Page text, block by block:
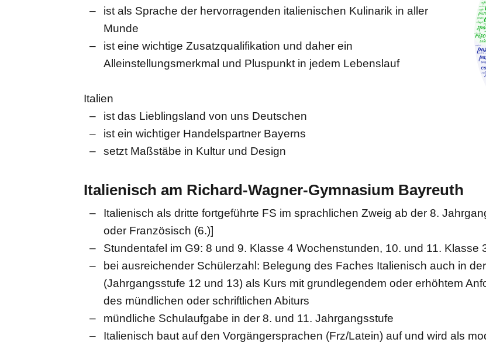
ist als Sprache der hervorragenden italienischen Kulinarik in aller
Munde
ist eine wichtige Zusatzqualifikation und daher ein
Alleinstellungsmerkmal und Pluspunkt in jedem Lebenslauf
Italien
ist das Lieblingsland von uns Deutschen
ist ein wichtiger Handelspartner Bayerns
setzt Maßstäbe in Kultur und Design
Italienisch am Richard-Wagner-Gymnasium Bayreuth
Italienisch als dritte fortgeführte FS im sprachlichen Zweig ab der 8.
oder Französisch (6.)]
Stundentafel im G9: 8 und 9. Klasse 4 Wochenstunden, 10. und 11. Klasse
bei ausreichender Schülerzahl: Belegung des Faches Italienisch auch in
(Jahrgangsstufe 12 und 13) als Kurs mit grundlegendem oder erhöhtem
des mündlichen oder schriftlichen Abiturs
mündliche Schulaufgabe in der 8. und 11. Jahrgangsstufe
Italienisch baut auf den Vorgängersprachen (Frz/Latein) auf und wird als